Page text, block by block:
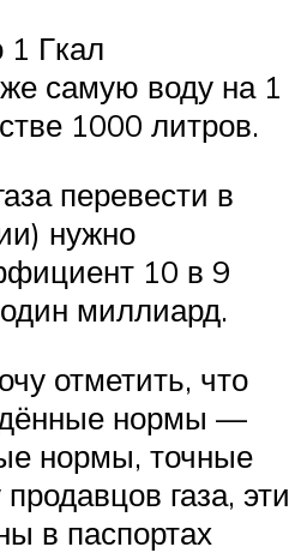
1 Гкал
самую воду на 1
1000 литров.
перевести в
нужно
10 в 9
миллиард.
отметить, что
нормы —
нормы, точные
газа, эти
в паспортах